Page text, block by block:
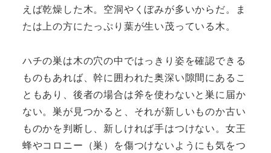
えば乾燥した木。空洞やくぼみが多いからだ。ま
たは上の方にたっぷり葉が生い茂っている木。
ハチの巣は木の穴の中ではっきり姿を確認できる
ものもあれば、幹に囲われた奥深い隙間にあるこ
ともあり、後者の場合は斧を使わないと巣に届か
ない。巣が見つかると、それが新しいものか古い
ものかを判断し、新しければ手はつけない。女王
蜂やコロニー（巣）を傷つけないようにも気をつ